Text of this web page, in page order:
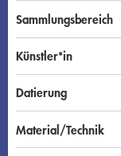
Sammlungsbereich
Künstler*in
Datierung
Material/Technik